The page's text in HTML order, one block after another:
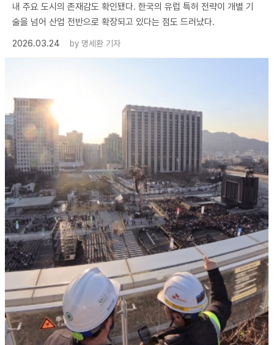
내 주요 도시의 존재감도 확인됐다. 한국의 유럽 특허 전략이 개별 기
술을 넘어 산업 전반으로 확장되고 있다는 점도 드러났다.
2026.03.24
by 명세환 기자